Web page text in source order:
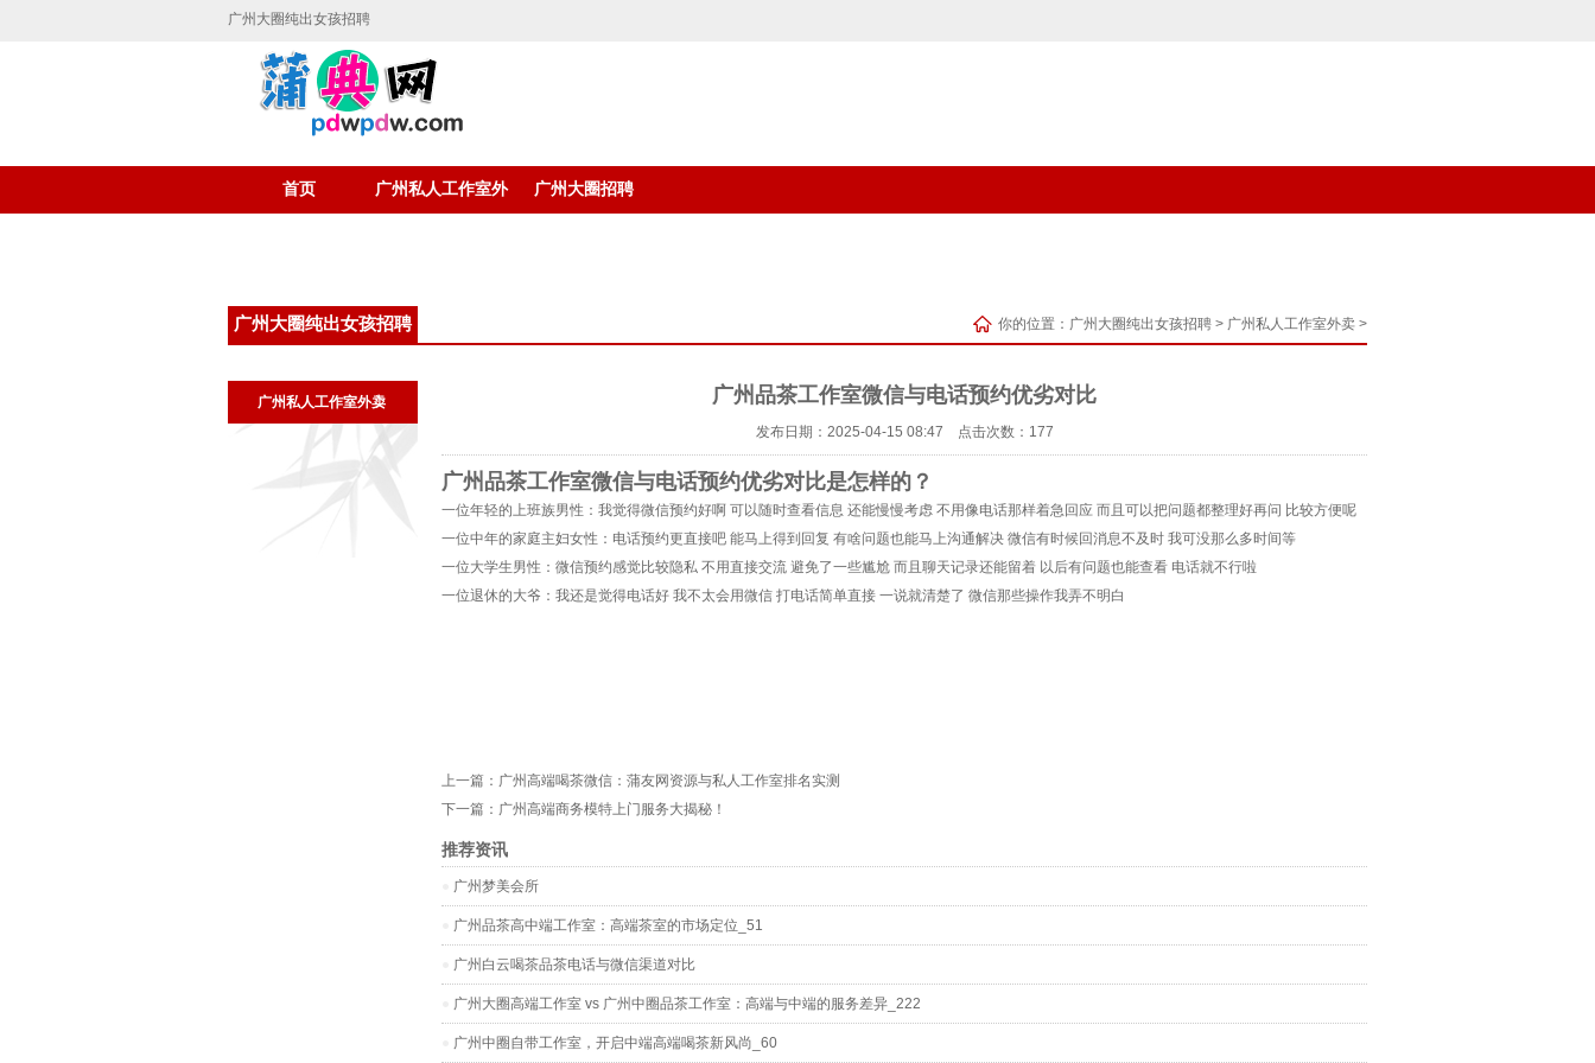
广州大圈纯出女孩招聘
首页 广州私人工作室外 广州大圈招聘
广州大圈纯出女孩招聘 你的位置： 广州大圈纯出女孩招聘 > 广州私人工作室外卖 >
广州私人工作室外卖 广州品茶工作室微信与电话预约优劣对比
发布日期：2025-04-15 08:47 点击次数：177
广州品茶工作室微信与电话预约优劣对比是怎样的？
一位年轻的上班族男性 ：我觉得微信预约好啊 可以随时查看信息 还能慢慢考虑 不用像电话那样着急回应 而且可以把问题都整理好再问 比较方便呢
一位中年的家庭主妇女性 ：电话预约更直接吧 能马上得到回复 有啥问题也能马上沟通解决 微信有时候回消息不及时 我可没那么多时间等
一位大学生男性 ：微信预约感觉比较隐私 不用直接交流 避免了一些尴尬 而且聊天记录还能留着 以后有问题也能查看 电话就不行啦
一位退休的大爷 ：我还是觉得电话好 我不太会用微信 打电话简单直接 一说就清楚了 微信那些操作我弄不明白
上一篇： 广州高端喝茶微信：蒲友网资源与私人工作室排名实测
下一篇： 广州高端商务模特上门服务大揭秘！
推荐资讯
广州梦美会所
广州品茶高中端工作室：高端茶室的市场定位_51
广州白云喝茶品茶电话与微信渠道对比
‌广州大圈高端工作室 vs 广州中圈品茶工作室‌：高端与中端的服务差异_222
广州中圈自带工作室，开启中端高端喝茶新风尚_60